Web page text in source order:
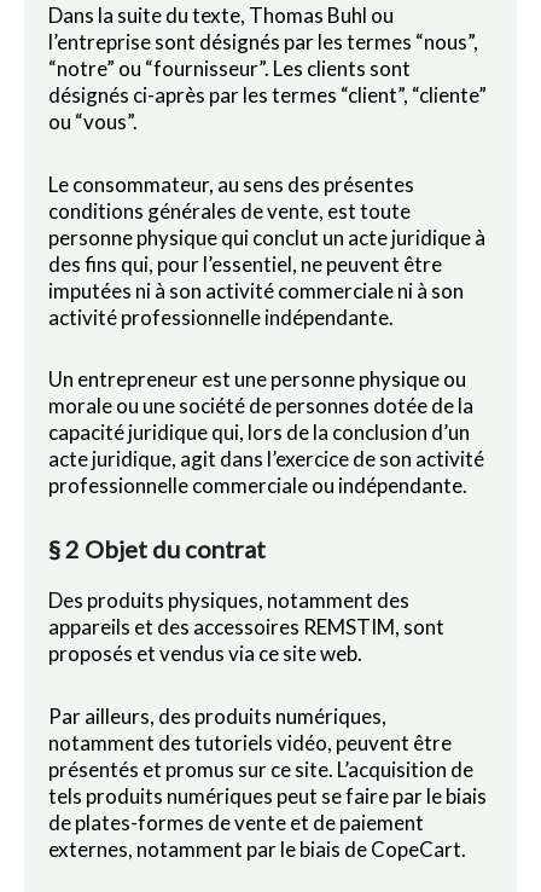
Dans la suite du texte, Thomas Buhl ou
l’entreprise sont désignés par les termes “nous”,
“notre” ou “fournisseur”. Les clients sont
désignés ci-après par les termes “client”, “cliente”
ou “vous”.
Le consommateur, au sens des présentes
conditions générales de vente, est toute
personne physique qui conclut un acte juridique à
des fins qui, pour l’essentiel, ne peuvent être
imputées ni à son activité commerciale ni à son
activité professionnelle indépendante.
Un entrepreneur est une personne physique ou
morale ou une société de personnes dotée de la
capacité juridique qui, lors de la conclusion d’un
acte juridique, agit dans l’exercice de son activité
professionnelle commerciale ou indépendante.
§ 2 Objet du contrat
Des produits physiques, notamment des
appareils et des accessoires REMSTIM, sont
proposés et vendus via ce site web.
Par ailleurs, des produits numériques,
notamment des tutoriels vidéo, peuvent être
présentés et promus sur ce site. L’acquisition de
tels produits numériques peut se faire par le biais
de plates-formes de vente et de paiement
externes, notamment par le biais de CopeCart.